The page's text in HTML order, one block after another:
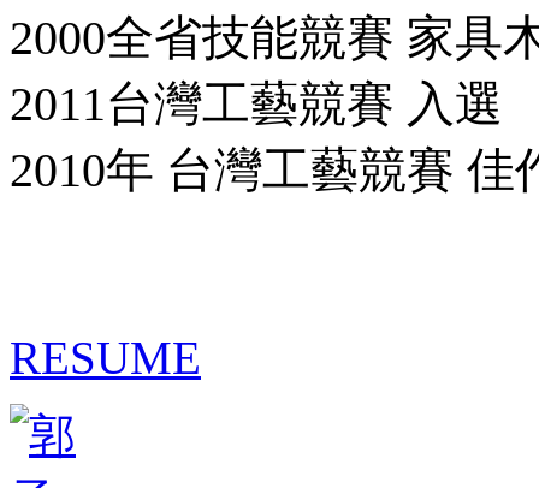
2000全省技能競賽 家具
2011台灣工藝競賽 入選
2010年 台灣工藝競賽 佳
RESUME